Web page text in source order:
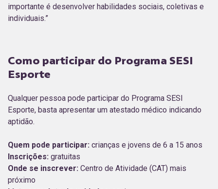
importante é desenvolver habilidades sociais, coletivas e
individuais.”
Como participar do Programa SESI
Esporte
Qualquer pessoa pode participar do Programa SESI
Esporte, basta apresentar um atestado médico indicando
aptidão.
Quem pode participar: crianças e jovens de 6 a 15 anos
Inscrições: gratuitas
Onde se inscrever: Centro de Atividade (CAT) mais
próximo